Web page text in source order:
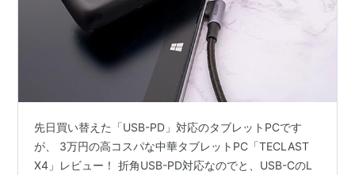
先日買い替えた「USB-PD」対応のタブレットPCです
が、 3万円の高コスパな中華タブレットPC「TECLAST
X4」レビュー！ 折角USB-PD対応なのでと、USB-CのL